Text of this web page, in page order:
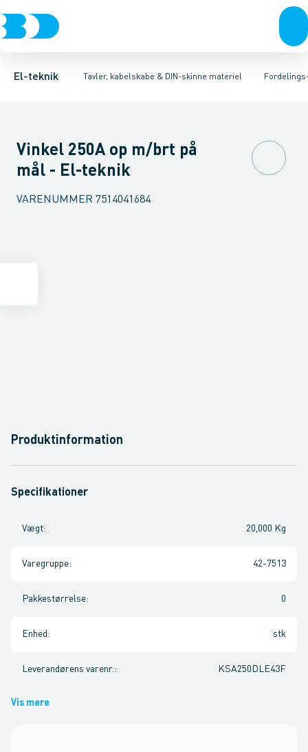
El-teknik Tavler, kabelskabe & DIN-skinne materiel
Afbrydere, stikkontakter & lampeudtagForgreningsmateriel
Tavler, kapsling og rackskabe Fordelings-/byggepladstavler
Afgangsbox for kanalskinneTilgangsboks for strømskinne
Vinkel 250A op m/brt på
mål - El-teknik
VARENUMMER 7514041684
Produktinformation
Specifikationer
Vægt: 20,000 Kg
Varegruppe: 42-7513
Pakkestørrelse: 0
Enhed : stk
Leverandørens varenr. : KSA250DLE43F
Vis mere